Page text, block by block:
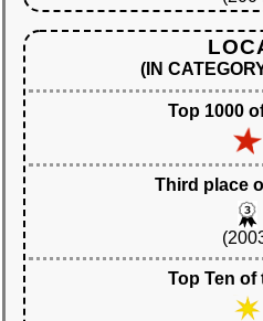
(IN
Top 1000
Third place
Top Ten of